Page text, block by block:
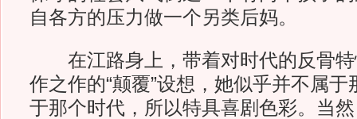
自各方的压力做一个另类后妈。
在江路身上，带着对时代的反骨特
作之作的“颠覆”设想，她似乎并不属
于那个时代，所以特具喜剧色彩。当